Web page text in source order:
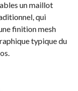
un maillot
qui
finition mesh
typique du